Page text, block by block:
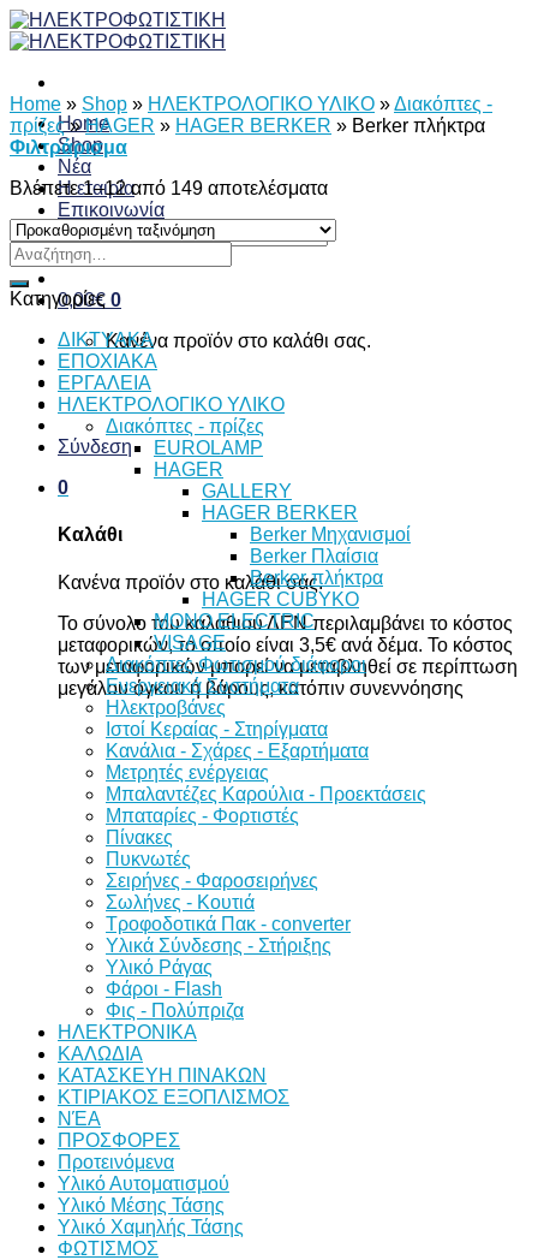
Skip
to
Home
Shop
Νέα
Η εταιρία
Επικοινωνία
Αναζήτηση
0,00€ 0
Κανένα προϊόν στο καλάθι σας.
Σύνδεση
0
Καλάθι
Κανένα προϊόν στο καλάθι σας.
Το σύνολο του καλαθιού ΔΕΝ περιλαμβάνει το κόστος
μεταφορικών, το οποίο είναι 3,5€ ανά δέμα. Το κόστος
των μεταφορικών μπορεί να μεταβληθεί σε περίπτωση
μεγάλου όγκου ή βάρους, κατόπιν συνεννόησης
Home » Shop » ΗΛΕΚΤΡΟΛΟΓΙΚΟ ΥΛΙΚΟ »Διακόπτες -
πρίζες » HAGER » HAGER BERKER » Berker πλήκτρα
Φιλτράρισμα
Βλέπετε 1–12 από 149 αποτελέσματα
Αναζήτηση
για:
Κατηγορίες
ΔΙKTΥAKA
ΕΠΟΧΙΑΚΑ
ΕΡΓΑΛΕΙΑ
ΗΛΕΚΤΡΟΛΟΓΙΚΟ ΥΛΙΚΟ
Διακόπτες - πρίζες
EUROLAMP
HAGER
GALLERY
HAGER BERKER
Berker Μηχανισμοί
Berker Πλαίσια
Berker πλήκτρα
HAGER CUBYKO
MONO ELECTRIC
VISAGE
Διακόπτες Φωτισμού διάφοροι
Ενεργειακά Συστήματα
Ηλεκτροβάνες
Ιστοί Κεραίας - Στηρίγματα
Κανάλια - Σχάρες - Εξαρτήματα
Μετρητές ενέργειας
Μπαλαντέζες Καρούλια - Προεκτάσεις
Μπαταρίες - Φορτιστές
Πίνακες
Πυκνωτές
Σειρήνες - Φαροσειρήνες
Σωλήνες - Κουτιά
Τροφοδοτικά Πακ - converter
Υλικά Σύνδεσης - Στήριξης
Υλικό Ράγας
Φάροι - Flash
Φις - Πολύπριζα
ΗΛΕΚΤΡΟΝΙΚΑ
ΚΑΛΩΔΙΑ
ΚΑΤΑΣΚΕΥΗ ΠΙΝΑΚΩΝ
ΚΤΙΡΙΑΚΟΣ ΕΞΟΠΛΙΣΜΟΣ
ΝΈΑ
ΠΡΟΣΦΟΡΕΣ
Προτεινόμενα
Υλικό Αυτοματισμού
Υλικό Μέσης Τάσης
Υλικό Χαμηλής Τάσης
ΦΩΤΙΣΜΟΣ